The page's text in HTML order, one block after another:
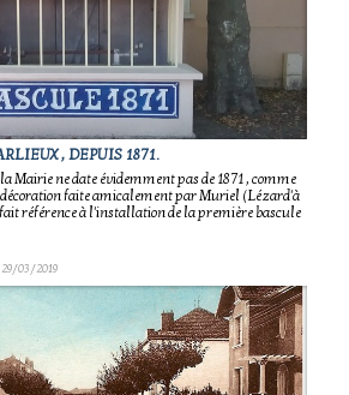
, DEPUIS 1871.
Mairie ne date évidemment pas de 1871 , comme
faite amicalement par Muriel (Lézard'à
référence à l'installation de la première bascule
03/2019